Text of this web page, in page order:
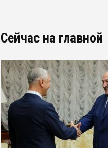
Сейчас на главной